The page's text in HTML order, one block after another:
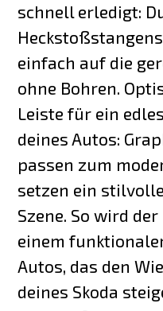
schnell erledigt:
einfach auf die
ohne Bohren.
Leiste für ein
deines Autos:
passen zum
setzen ein
Szene. So wird
einem
Autos, das den
deines Skoda